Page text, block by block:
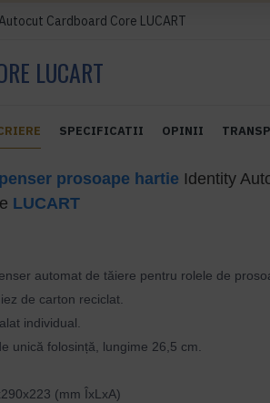
Cardboard Core LUCART
LUCART
SPECIFICATII OPINII
prosoape hartie Identity
LUCART
automat de tăiere pentru rolele de
de carton reciclat.
individual.
unică folosință, lungime 26,5 cm.
(mm ÎxLxA)